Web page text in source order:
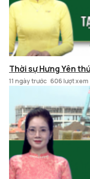
Thời sự Hưng Yên
11 ngày trước 606 lượt xem